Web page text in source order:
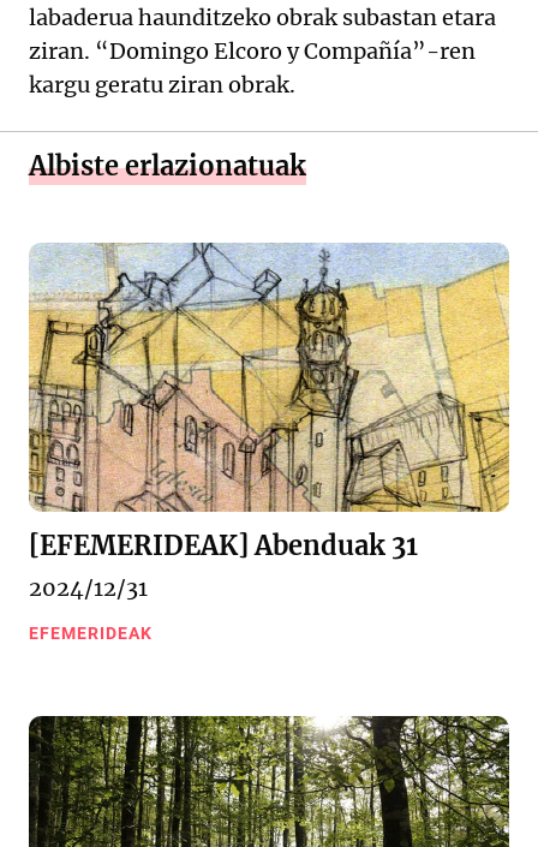
labaderua haunditzeko obrak subastan etara
ziran. “Domingo Elcoro y Compañía”-ren
kargu geratu ziran obrak.
Albiste erlazionatuak
[EFEMERIDEAK] Abenduak 31
2024/12/31
EFEMERIDEAK